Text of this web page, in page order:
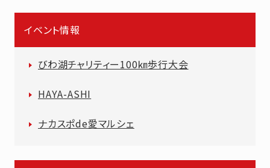
イベント情報
びわ湖チャリティー100㎞歩行大会
HAYA-ASHI
ナカスポde愛マルシェ